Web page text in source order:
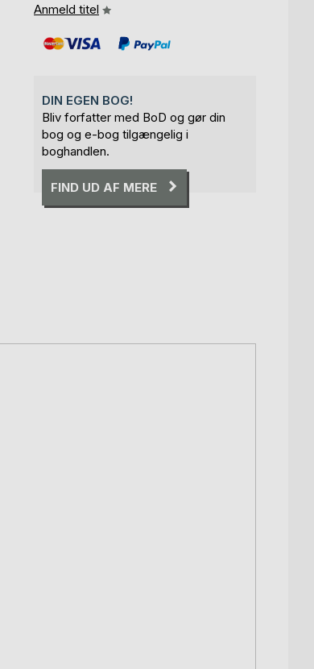
Anmeld titel
DIN EGEN BOG!
Bliv forfatter med BoD og gør din
bog og e-bog tilgængelig i
boghandlen.
FIND UD AF MERE